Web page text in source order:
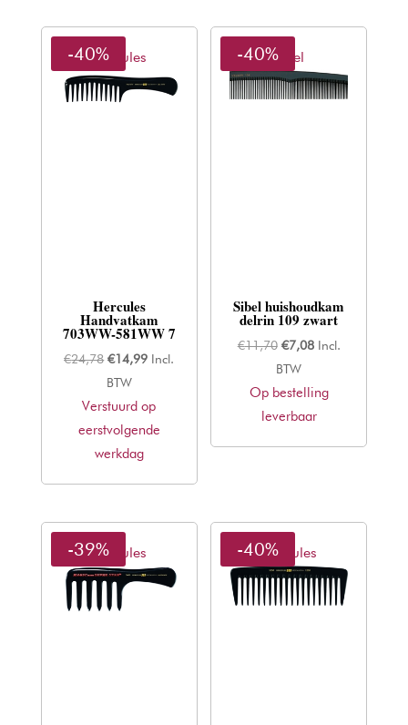
Hercules
-40%
Hercules
Handvatkam
703WW-581WW 7
€24,78 Oorspronkelijke
prijs
was:
€24,78.
€14,99Huidige
is:
€14,99.
Incl.
BTW
Verstuurd op
eerstvolgende
werkdag
Sibel
-40%
Sibel huishoudkam
delrin 109 zwart
€11,70 Oorspronkelijke
prijs
was:
€11,70.
€7,08Huidige
is:
€7,08.
Incl.
BTW
Op bestelling
leverbaar
Hercules
-39% Hercules
-40%